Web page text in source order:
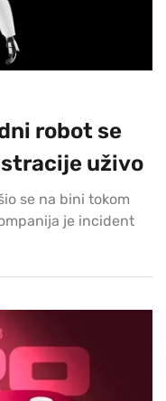
robot se
uživo
se na bini tokom
je incident